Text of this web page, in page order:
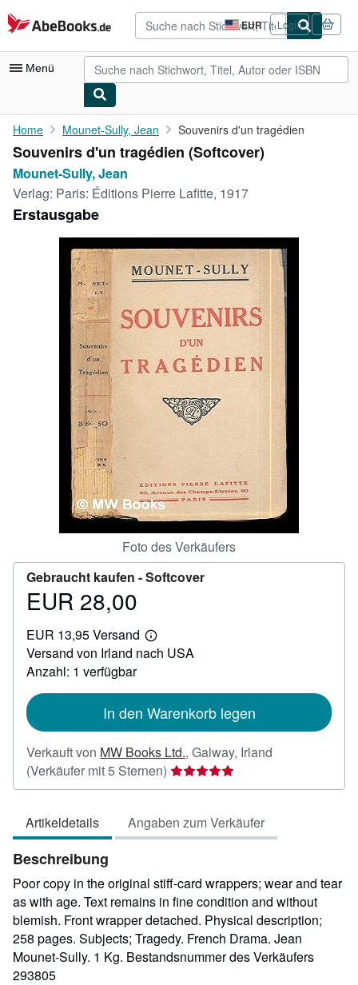
Zum Hauptinhalt
AbeBooks.de EUR
Seite
der
Einkaufseinstellungen.
Login
Menü
Nutzerkonto
Meine Bestellungen
Sammlungen
Antiquarische Bücher
Kunst & Sammlerstücke
Verkäufer werden
SCHLIESSEN
Home Mounet-Sully, Jean Souvenirs d'un tragédien
Souvenirs d'un tragédien (Softcover)
Mounet-Sully, Jean
Verlag: Paris: Éditions Pierre Lafitte, 1917
Erstausgabe
Foto des Verkäufers
Gebraucht kaufen -Softcover
Preis
28,00
EUR 28,00
EUR 13,95 Versand
Weitere
Informationen
Versand von Irland nach USA
Anzahl: 1 verfügbar
In den Warenkorb legen
Verkauft von MW Books Ltd., Galway, Irland
(Verkäufer mit 5 Sternen) Verkäuferbewertung
5
5
Sternen
Artikeldetails Angaben zum Verkäufer
Beschreibung
Poor copy in the original stiff-card wrappers; wear and tear
as with age. Text remains in fine condition and without
blemish. Front wrapper detached. Physical description;
258 pages. Subjects; Tragedy. French Drama. Jean
Mounet-Sully. 1 Kg. Bestandsnummer des Verkäufers
293805